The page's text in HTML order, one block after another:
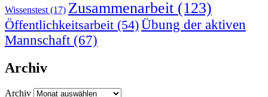
Wissenstest (17) Zusammenarbeit (123)
Öffentlichkeitsarbeit (54)Übung der aktiven
Mannschaft (67)
Archiv
Archiv